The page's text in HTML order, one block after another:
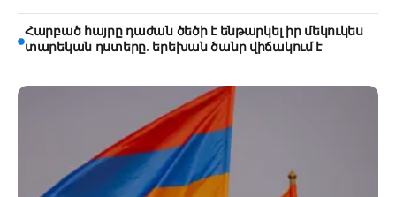
Հարբած հայրը դաժան ծեծի է ենթարկել իր մեկուկես
տարեկան դստերը. երեխան ծանր վիճակում է